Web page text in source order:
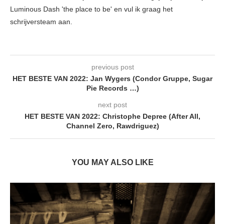
Luminous Dash 'the place to be' en vul ik graag het
schrijversteam aan.
previous post
HET BESTE VAN 2022: Jan Wygers (Condor Gruppe, Sugar
Pie Records …)
next post
HET BESTE VAN 2022: Christophe Depree (After All,
Channel Zero, Rawdriguez)
YOU MAY ALSO LIKE